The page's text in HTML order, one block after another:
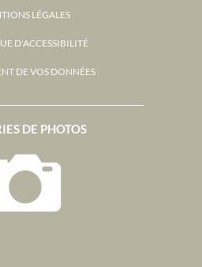
DE PHOTOS
LÉGALES
D'ACCESSIBILITÉ
DE VOS DONNÉES